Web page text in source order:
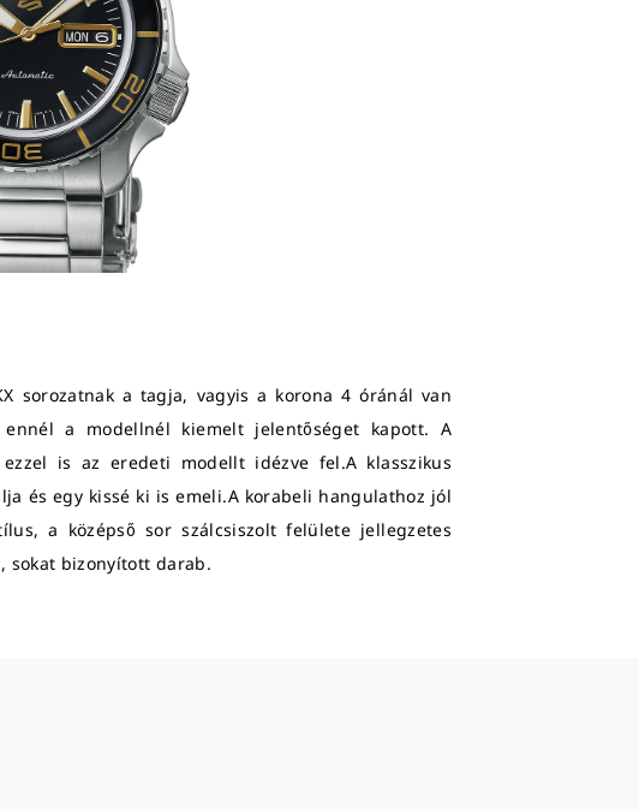
sorozatnak a tagja, vagyis a korona 4 óránál van
a modellnél kiemelt jelentőséget kapott. A
is az eredeti modellt idézve fel.A klasszikus
és egy kissé ki is emeli.A korabeli hangulathoz jól
a középső sor szálcsiszolt felülete jellegzetes
sokat bizonyított darab.